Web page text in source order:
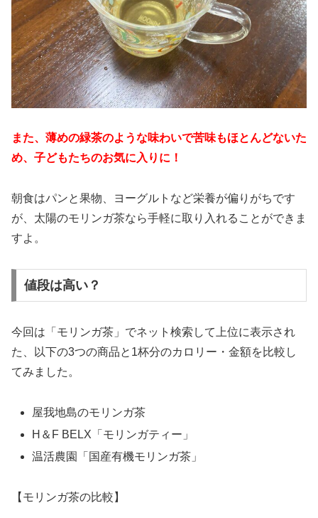
また、薄めの緑茶のような味わいで苦味もほとんどないた
め、子どもたちのお気に入りに！
朝食はパンと果物、ヨーグルトなど栄養が偏りがちです
が、太陽のモリンガ茶なら手軽に取り入れることができま
すよ。
値段は高い？
今回は「モリンガ茶」でネット検索して上位に表示され
た、以下の3つの商品と1杯分のカロリー・金額を比較し
てみました。
屋我地島のモリンガ茶
H＆F BELX「モリンガティー」
温活農園「国産有機モリンガ茶」
【モリンガ茶の比較】